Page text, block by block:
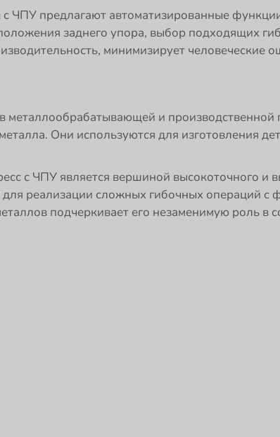
ЧПУ предлагают автоматизированные
заднего упора, выбор подходящих
минимизирует человеческие
и производственной
Они используются для изготовления
с ЧПУ является вершиной высокоточного
реализации сложных гибочных операций с
подчеркивает его незаменимую роль